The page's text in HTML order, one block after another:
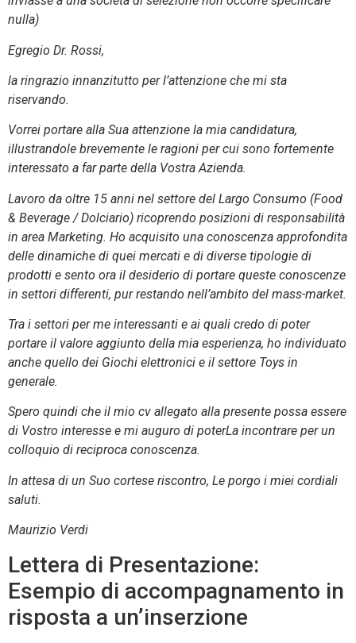
nulla)
Egregio Dr. Rossi,
la ringrazio innanzitutto per l’attenzione che mi sta
riservando.
Vorrei portare alla Sua attenzione la mia candidatura,
illustrandole brevemente le ragioni per cui sono fortemente
interessato a far parte della Vostra Azienda.
Lavoro da oltre 15 anni nel settore del Largo Consumo (Food
& Beverage / Dolciario) ricoprendo posizioni di responsabilità
in area Marketing. Ho acquisito una conoscenza approfondita
delle dinamiche di quei mercati e di diverse tipologie di
prodotti e sento ora il desiderio di portare queste conoscenze
in settori differenti, pur restando nell’ambito del mass-market.
Tra i settori per me interessanti e ai quali credo di poter
portare il valore aggiunto della mia esperienza, ho individuato
anche quello dei Giochi elettronici e il settore Toys in
generale.
Spero quindi che il mio cv allegato alla presente possa essere
di Vostro interesse e mi auguro di poterLa incontrare per un
colloquio di reciproca conoscenza.
In attesa di un Suo cortese riscontro, Le porgo i miei cordiali
saluti.
Maurizio Verdi
Lettera di Presentazione:
Esempio di accompagnamento in
risposta a un’inserzione